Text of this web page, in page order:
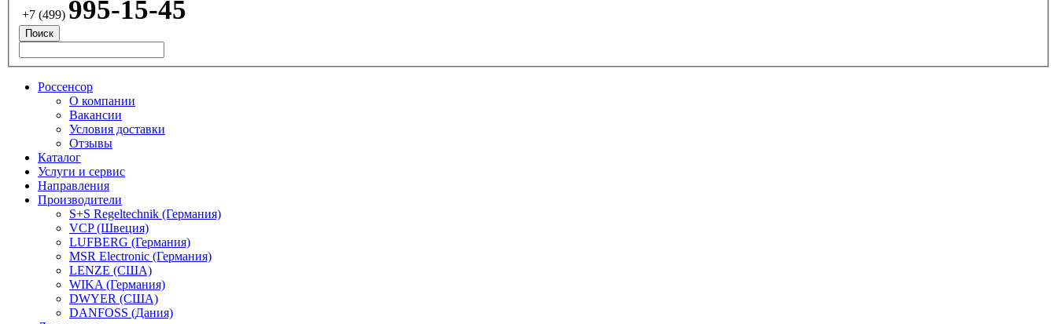
+7 (499) 995-15-45
Россенсор
О компании
Вакансии
Условия доставки
Отзывы
Каталог
Услуги и сервис
Направления
Производители
S+S Regeltechnik (Германия)
VCP (Швеция)
LUFBERG (Германия)
MSR Electronic (Германия)
LENZE (США)
WIKA (Германия)
DWYER (США)
DANFOSS (Дания)